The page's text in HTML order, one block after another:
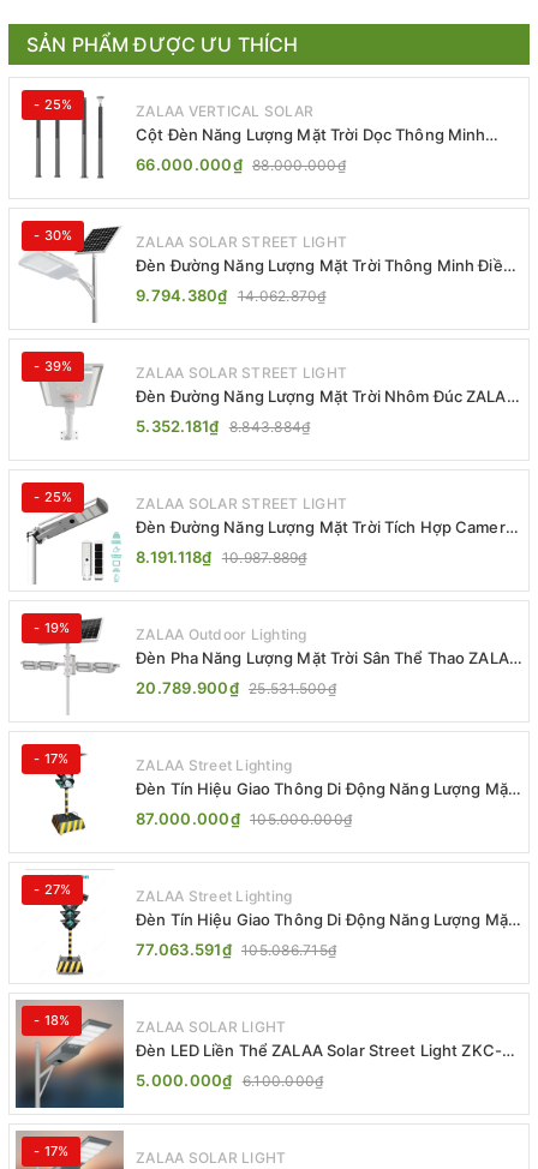
SẢN PHẨM ĐƯỢC ƯU THÍCH
- 25% ZALAA VERTICAL SOLAR
Cột Đèn Năng Lượng Mặt Trời Dọc Thông Minh
ZSR-YYDS-360 | ZALAA Jsc
66.000.000₫ 88.000.000₫
- 30% ZALAA SOLAR STREET LIGHT
Đèn Đường Năng Lượng Mặt Trời Thông Minh Điều
Khiển MPPT ZL-GMX01 ZALAA
9.794.380₫ 14.062.870₫
- 39% ZALAA SOLAR STREET LIGHT
Đèn Đường Năng Lượng Mặt Trời Nhôm Đúc ZALAA
ZL-BWH Cao Cấp IP65
5.352.181₫ 8.843.884₫
- 25% ZALAA SOLAR STREET LIGHT
Đèn Đường Năng Lượng Mặt Trời Tích Hợp Camera
ZALAA ZL-BJ04-CCTV (80W, IP65)
8.191.118₫ 10.987.889₫
- 19% ZALAA Outdoor Lighting
Đèn Pha Năng Lượng Mặt Trời Sân Thể Thao ZALAA
Jsc Chống Nước IP65 Cao Cấp
20.789.900₫ 25.531.500₫
- 17% ZALAA Street Lighting
Đèn Tín Hiệu Giao Thông Di Động Năng Lượng Mặt
Trời ZALAA ZL-300A-D
87.000.000₫ 105.000.000₫
- 27% ZALAA Street Lighting
Đèn Tín Hiệu Giao Thông Di Động Năng Lượng Mặt
Trời ZALAA ZL-409300C
77.063.591₫ 105.086.715₫
- 18% ZALAA SOLAR LIGHT
Đèn LED Liền Thể ZALAA Solar Street Light ZKC-
TG 20W 25W 30W All In One
5.000.000₫ 6.100.000₫
- 17% ZALAA SOLAR LIGHT